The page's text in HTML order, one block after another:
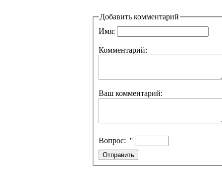
Добавить комментарий
Имя:
Комментарий:
Ваш комментарий:
Вопрос: ''